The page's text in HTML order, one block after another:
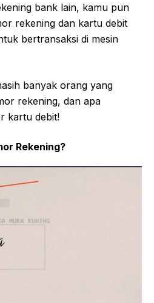
bank lain, kamu pun
rekening dan kartu debit
bertransaksi di mesin
banyak orang yang
rekening, dan apa
kartu debit!
Rekening?